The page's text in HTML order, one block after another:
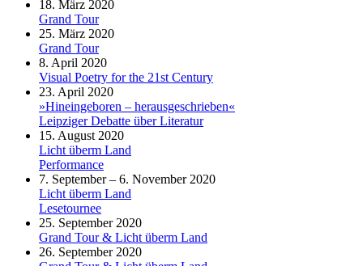
18. März 2020
Grand Tour
25. März 2020
Grand Tour
8. April 2020
Visual Poetry for the 21st Century
23. April 2020
»Hineingeboren – herausgeschrieben«
Leipziger Debatte über Literatur
15. August 2020
Licht überm Land
Performance
7. September – 6. November 2020
Licht überm Land
Lesetournee
25. September 2020
Grand Tour & Licht überm Land
26. September 2020